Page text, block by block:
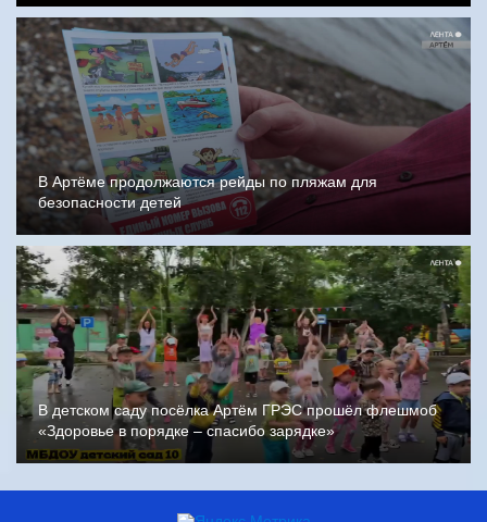
В Артёме продолжаются рейды по пляжам для
безопасности детей
В детском саду посёлка Артём ГРЭС прошёл флешмоб
«Здоровье в порядке – спасибо зарядке»